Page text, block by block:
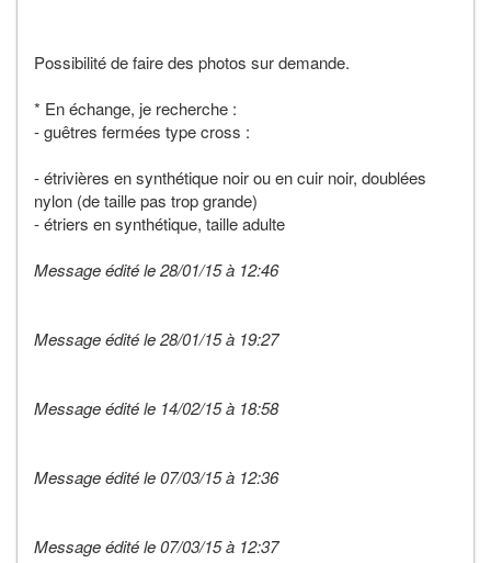
Possibilité de faire des photos sur demande.
* En échange, je recherche :
- guêtres fermées type cross :
- étrivières en synthétique noir ou en cuir noir, doublées
nylon (de taille pas trop grande)
- étriers en synthétique, taille adulte
Message édité le 28/01/15 à 12:46
Message édité le 28/01/15 à 19:27
Message édité le 14/02/15 à 18:58
Message édité le 07/03/15 à 12:36
Message édité le 07/03/15 à 12:37